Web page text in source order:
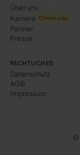
Über uns
Karriere
Offene Jobs
Partner
Presse
RECHTLICHES
Datenschutz
AGB
Impressum
©